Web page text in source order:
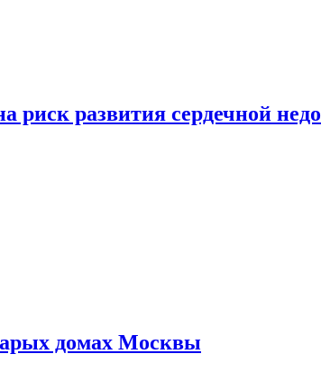
развития сердечной
домах Москвы